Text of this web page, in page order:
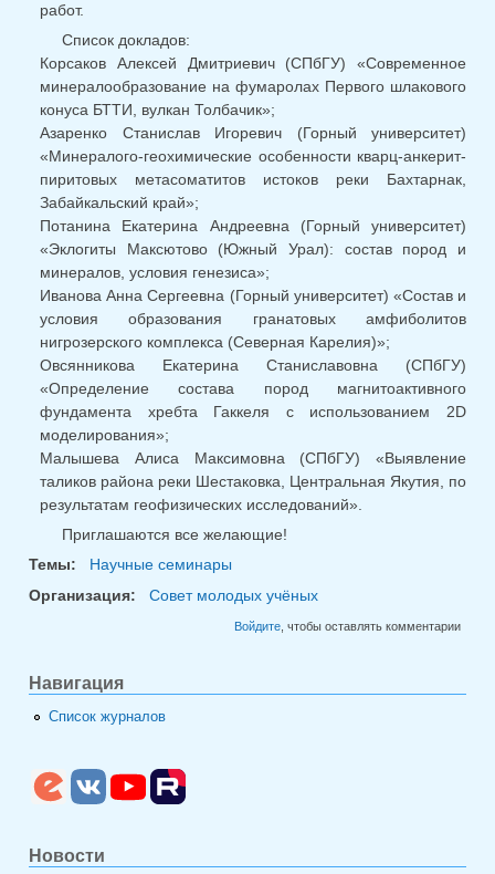
работ.
Список докладов:
Корсаков Алексей Дмитриевич (СПбГУ) «Современное
минералообразование на фумаролах Первого шлакового
конуса БТТИ, вулкан Толбачик»;
Азаренко Станислав Игоревич (Горный университет)
«Минералого-геохимические особенности кварц-анкерит-
пиритовых метасоматитов истоков реки Бахтарнак,
Забайкальский край»;
Потанина Екатерина Андреевна (Горный университет)
«Эклогиты Максютово (Южный Урал): состав пород и
минералов, условия генезиса»;
Иванова Анна Сергеевна (Горный университет) «Состав и
условия образования гранатовых амфиболитов
нигрозерского комплекса (Северная Карелия)»;
Овсянникова Екатерина Станиславовна (СПбГУ)
«Определение состава пород магнитоактивного
фундамента хребта Гаккеля с использованием 2D
моделирования»;
Малышева Алиса Максимовна (СПбГУ) «Выявление
таликов района реки Шестаковка, Центральная Якутия, по
результатам геофизических исследований».
Приглашаются все желающие!
Темы:
Научные семинары
Организация:
Совет молодых учёных
Войдите, чтобы оставлять комментарии
Навигация
Список журналов
Новости